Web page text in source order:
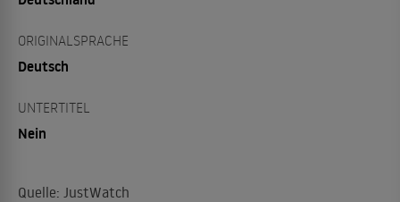
ORIGINALSPRACHE
Deutsch
UNTERTITEL
Nein
Quelle: JustWatch